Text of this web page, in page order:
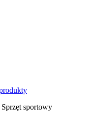
Sprzęt sportowy